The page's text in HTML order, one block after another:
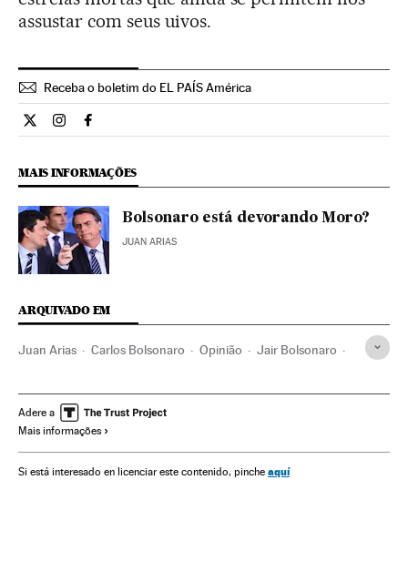
assustar com seus uivos.
Receba o boletim do EL PAÍS América
Opiniao El País Brasil en Twitter
Opiniao El País Brasil en Instagram
Opiniao El País Brasil en Facebook
MAIS INFORMAÇÕES
Bolsonaro está devorando Moro?
JUAN ARIAS
ARQUIVADO EM
Juan Arias Carlos Bolsonaro Opinião Jair Bolsonaro
Governo América Administração Estado
Administração pública
Adere a
Mais informações
Si está interesado en licenciar este contenido, pinche aquí